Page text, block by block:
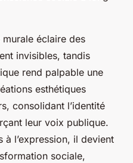
éclaire des
invisibles, tandis
rend palpable une
esthétiques
consolidant l’identité
leur voix publique.
à l’expression, il devient
sociale,